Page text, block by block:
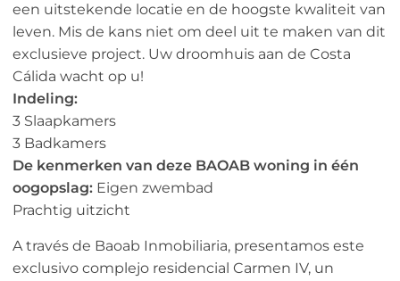
een uitstekende locatie en de hoogste kwaliteit van
leven. Mis de kans niet om deel uit te maken van dit
exclusieve project. Uw droomhuis aan de Costa
Cálida wacht op u!
Indeling:
3 Slaapkamers
3 Badkamers
De kenmerken van deze BAOAB woning in één
oogopslag: Eigen zwembad
Prachtig uitzicht
A través de Baoab Inmobiliaria, presentamos este
exclusivo complejo residencial Carmen IV, un